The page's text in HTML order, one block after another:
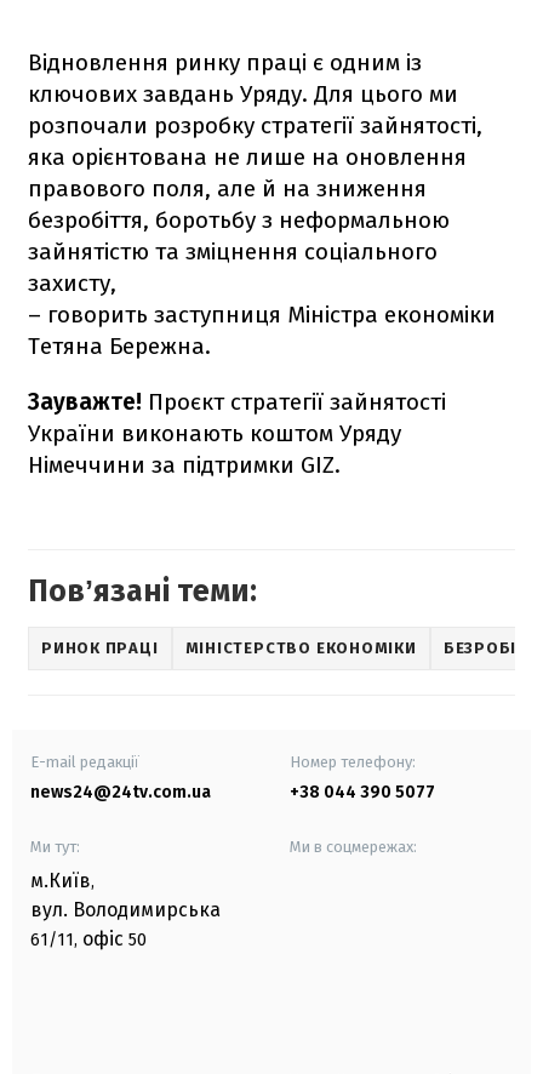
Відновлення ринку праці є одним із
ключових завдань Уряду. Для цього ми
розпочали розробку стратегії зайнятості,
яка орієнтована не лише на оновлення
правового поля, але й на зниження
безробіття, боротьбу з неформальною
зайнятістю та зміцнення соціального
захисту,
– говорить заступниця Міністра економіки
Тетяна Бережна.
Зауважте! Проєкт стратегії зайнятості
України виконають коштом Уряду
Німеччини за підтримки GIZ.
Повʼязані теми:
РИНОК ПРАЦІ МІНІСТЕРСТВО ЕКОНОМІКИ
E-mail редакції
news24@24tv.com.ua
Номер телефону:
+38 044 390 5077
Ми тут:
м.Київ,
вул. Володимирська
61/11, офіс 50
Ми в соцмережах: